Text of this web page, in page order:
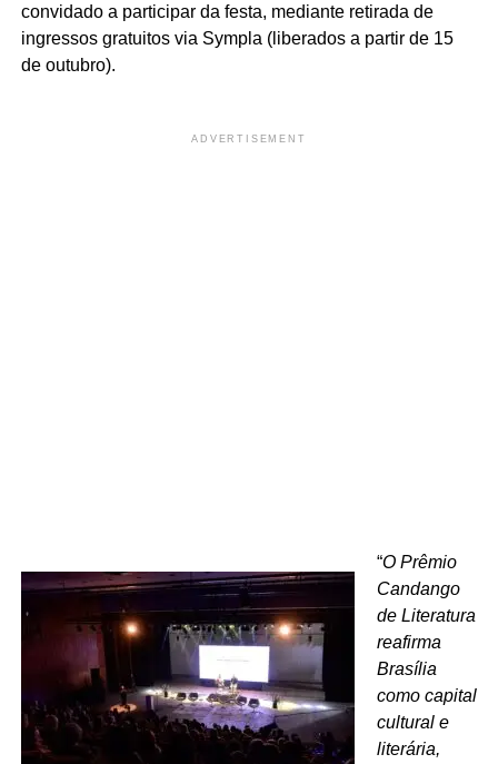
convidado a participar da festa, mediante retirada de
ingressos gratuitos via Sympla (liberados a partir de 15
de outubro).
ADVERTISEMENT
“O Prêmio
Candango
de Literatura
reafirma
Brasília
como capital
cultural e
literária,